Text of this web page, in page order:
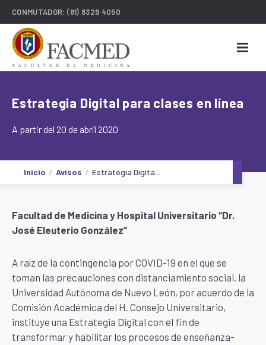
CONMUTADOR:(81) 8329 4050
Estrategia Digital para clases en línea
A partir del 20 de abril 2020
Inicio Avisos Estrategia Digita...
Facultad de Medicina y Hospital Universitario “Dr.
José Eleuterio González”
A raíz de la contingencia por COVID-19 en el que se
toman las precauciones con distanciamiento social, la
Universidad Autónoma de Nuevo León, por acuerdo de la
Comisión Académica del H. Consejo Universitario,
instituye una Estrategia Digital con el fin de
transformar y habilitar los procesos de enseñanza-